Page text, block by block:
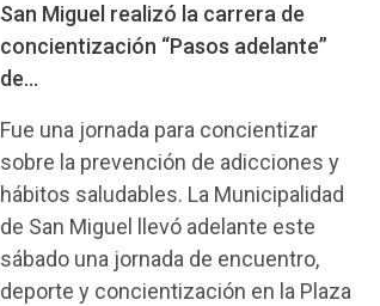
San Miguel realizó la carrera de
concientización “Pasos adelante”
de...
Fue una jornada para concientizar
sobre la prevención de adicciones y
hábitos saludables. La Municipalidad
de San Miguel llevó adelante este
sábado una jornada de encuentro,
deporte y concientización en la Plaza